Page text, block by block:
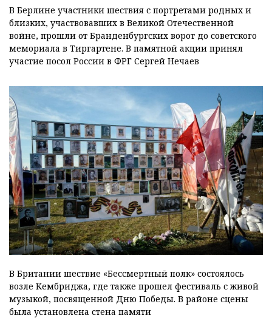
В Берлине участники шествия с портретами родных и
близких, участвовавших в Великой Отечественной
войне, прошли от Бранденбургских ворот до советского
мемориала в Тиргартене. В памятной акции принял
участие посол России в ФРГ Сергей Нечаев
В Британии шествие «Бессмертный полк» состоялось
возле Кембриджа, где также прошел фестиваль с живой
музыкой, посвященной Дню Победы. В районе сцены
была установлена стена памяти